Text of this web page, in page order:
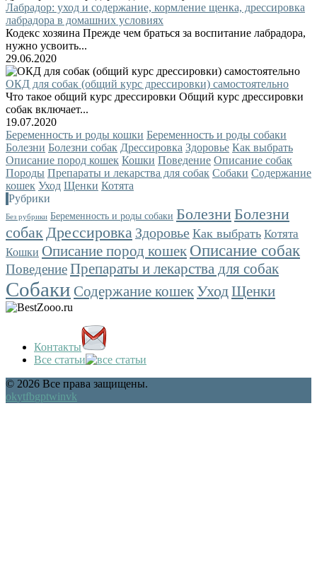
Лабрадор: уход и содержание, кормление щенка, дрессировка
лабрадора в домашних условиях
Кодекс хозяина Прежде чем браться за воспитание лабрадора,
нужно усвоить...
29.06.2020
ОКД для собак (общий курс дрессировки) самостоятельно
Что такое общий курс дрессировки Общий курс дрессировки
собак включает...
19.07.2020
Беременность и роды кошки Беременность и роды собаки
Болезни Болезни собак Дрессировка Здоровье Как выбрать
Описание пород кошек Кошки Поведение Описание собак
Породы Препараты и лекарства для собак Собаки Содержание
кошек Уход Щенки Котята
Рубрики
Без рубрики Беременность и роды собаки Болезни Болезни
собак Дрессировка Здоровье Как выбрать Котята
Кошки Описание пород кошек Описание собак
ПоведениеПрепараты и лекарства для собак
Собаки Содержание кошекУходЩенки
Контакты
Все статьи
© 2026 Все права защищены.
okytfbgptwinvk